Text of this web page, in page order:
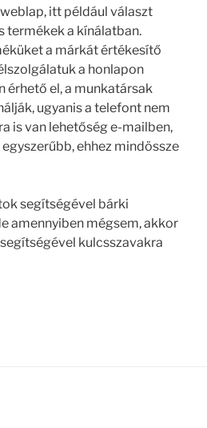
itt például választ
termékek a kínálatban.
a márkát értékesítő
a honlapon
érhető el, a munkatársak
ugyanis a telefont nem
is van lehetőség e-mailben,
ehhez mindössze
segítségével bárki
amennyiben mégsem, akkor
kulcsszavakra